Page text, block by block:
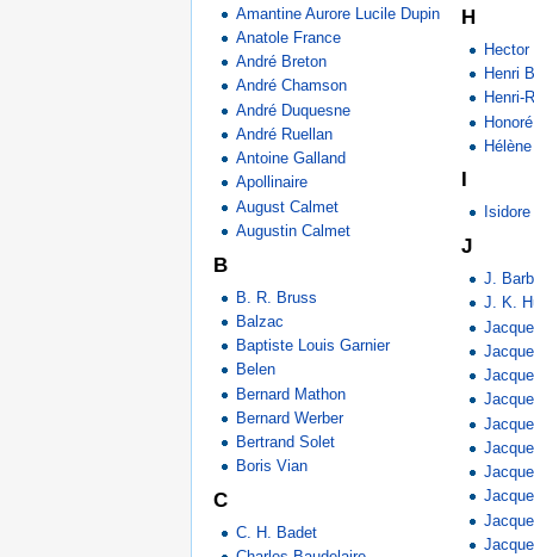
Amantine Aurore Lucile Dupin
Anatole France
André Breton
André Chamson
André Duquesne
André Ruellan
Antoine Galland
Apollinaire
August Calmet
Augustin Calmet
B
B. R. Bruss
Balzac
Baptiste Louis Garnier
Belen
Bernard Mathon
Bernard Werber
Bertrand Solet
Boris Vian
C
C. H. Badet
H
Henri
Henri-
J
J.
J. K.